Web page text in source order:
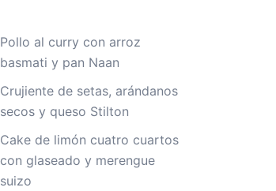
Pollo al curry con arroz
basmati y pan Naan
Crujiente de setas, arándanos
secos y queso Stilton
Cake de limón cuatro cuartos
con glaseado y merengue
suizo